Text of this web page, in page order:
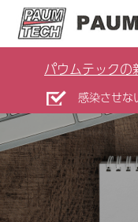
パウムテック
感染させな